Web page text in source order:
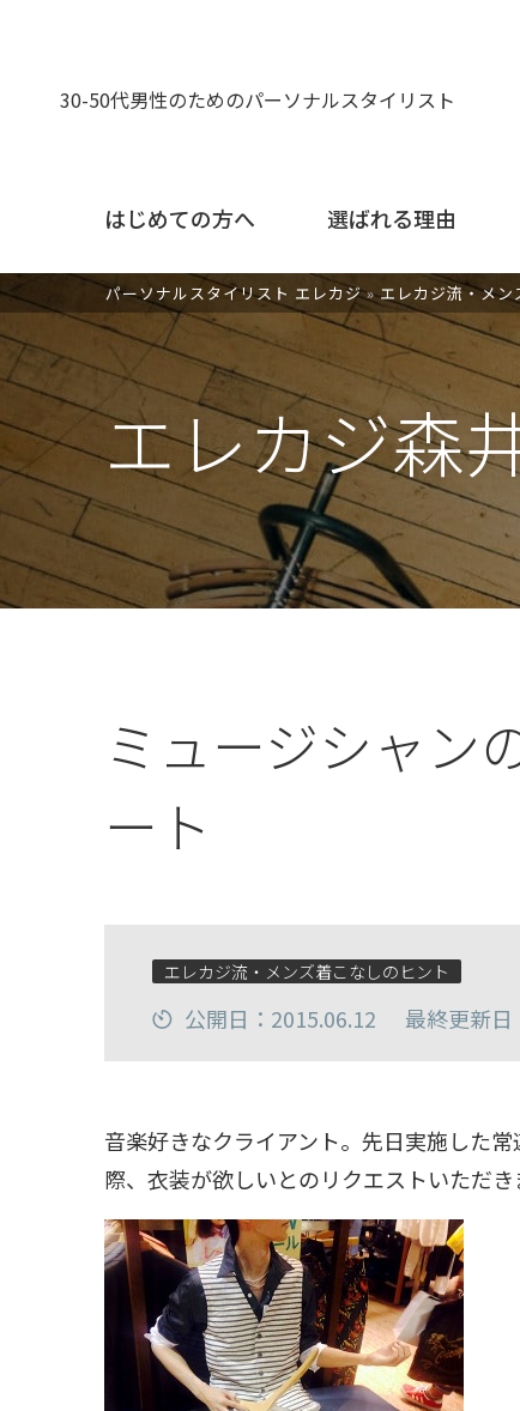
30-50代男性のためのパーソナルスタイリスト
はじめての方へ 選ばれる理由
エレカジ森
パーソナルスタイリスト エレカジ»エレカジ流・メン
ミュージシャン
ート
エレカジ流・メンズ着こなしのヒント
公開日：2015.06.12 最終更新日
音楽好きなクライアント。先日実施した
際、衣装が欲しいとのリクエストいただき